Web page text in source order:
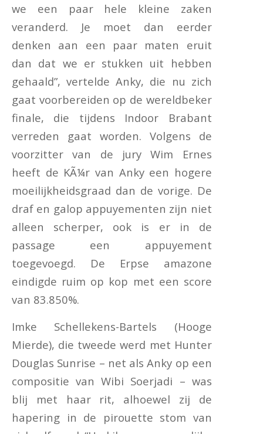
we een paar hele kleine zaken
veranderd. Je moet dan eerder
denken aan een paar maten eruit
dan dat we er stukken uit hebben
gehaald”, vertelde Anky, die nu zich
gaat voorbereiden op de wereldbeker
finale, die tijdens Indoor Brabant
verreden gaat worden. Volgens de
voorzitter van de jury Wim Ernes
heeft de KÃ¼r van Anky een hogere
moeilijkheidsgraad dan de vorige. De
draf en galop appuyementen zijn niet
alleen scherper, ook is er in de
passage een appuyement
toegevoegd. De Erpse amazone
eindigde ruim op kop met een score
van 83.850%.
Imke Schellekens-Bartels (Hooge
Mierde), die tweede werd met Hunter
Douglas Sunrise – net als Anky op een
compositie van Wibi Soerjadi – was
blij met haar rit, alhoewel zij de
hapering in de pirouette stom van